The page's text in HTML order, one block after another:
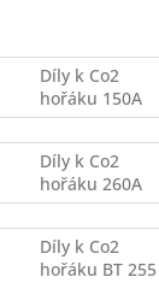
Díly k Co2
hořáku 150A
Díly k Co2
hořáku 260A
Díly k Co2
hořáku BT 255